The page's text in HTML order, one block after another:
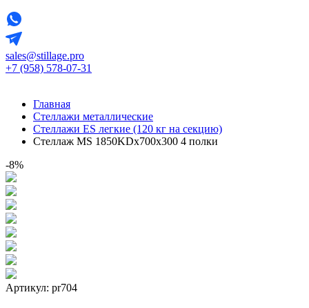
sales@stillage.pro
+7 (958) 578-07-31
Главная
Стеллажи металлические
Стеллажи ES легкие (120 кг на секцию)
Стеллаж MS 1850KDх700x300 4 полки
-8%
Артикул: pr704